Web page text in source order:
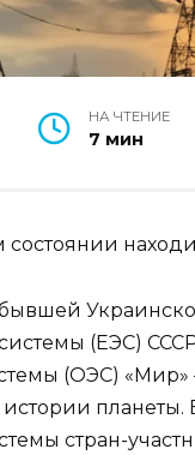
НА ЧТЕНИЕ
7 мин
(ЕЭС)
(ОЭС) «Мир»
планеты.
стран-